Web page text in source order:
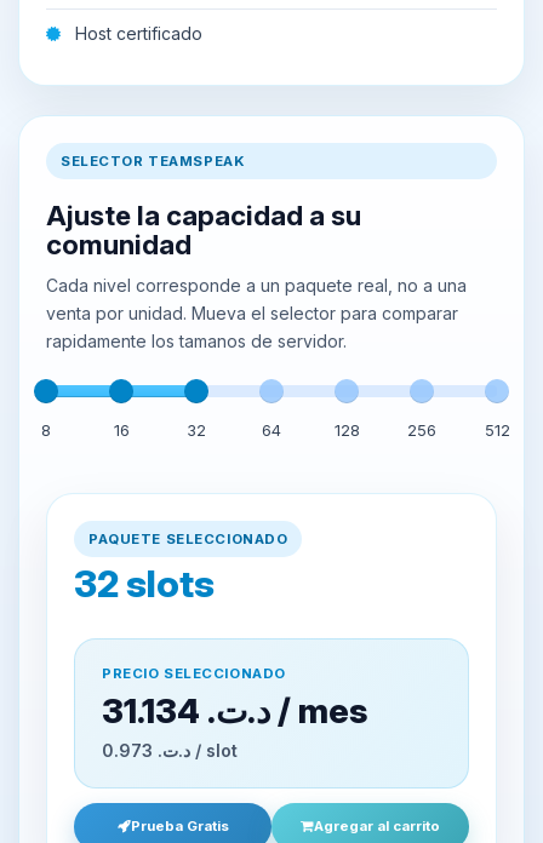
Host certificado
SELECTOR TEAMSPEAK
Ajuste la capacidad a su
comunidad
Cada nivel corresponde a un paquete real, no a una
venta por unidad. Mueva el selector para comparar
rapidamente los tamanos de servidor.
8 16 32 64 128 256 512
PAQUETE SELECCIONADO
32slots
PRECIO SELECCIONADO
31.134 د.ت.‏ / mes
0.973 د.ت.‏ / slot
Prueba Gratis Agregar al carrito